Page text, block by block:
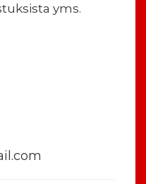
yms.